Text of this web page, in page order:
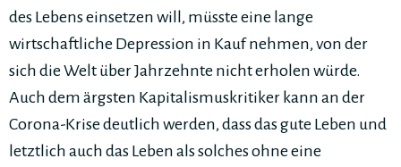
des Lebens einsetzen will, müsste eine lange
wirtschaftliche Depression in Kauf nehmen, von der
sich die Welt über Jahrzehnte nicht erholen würde.
Auch dem ärgsten Kapitalismuskritiker kann an der
Corona-Krise deutlich werden, dass das gute Leben und
letztlich auch das Leben als solches ohne eine